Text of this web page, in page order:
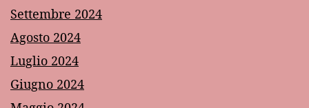
Settembre 2024
Agosto 2024
Luglio 2024
Giugno 2024